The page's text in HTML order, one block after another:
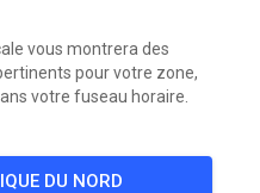
vous montrera des
pour votre zone,
votre fuseau horaire.
DU NORD